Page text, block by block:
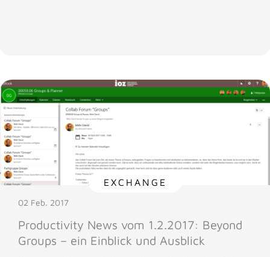
EXCHANGE
02 Feb. 2017
Productivity News vom 1.2.2017: Beyond
Groups – ein Einblick und Ausblick